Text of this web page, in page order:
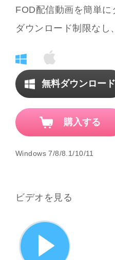
FOD配信動画を簡単
ダウンロード制限なし
無料ダウンロード
購入する
Windows 7/8/8.1/10/11
ビデオを見る